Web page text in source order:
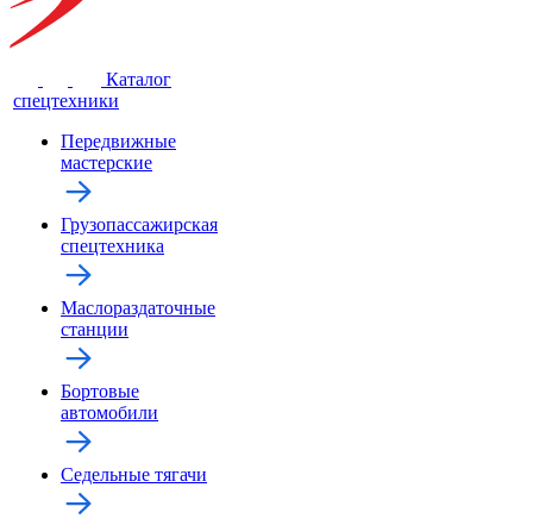
Каталог
спецтехники
Передвижные
мастерские
Грузопассажирская
спецтехника
Маслораздаточные
станции
Бортовые
автомобили
Седельные тягачи